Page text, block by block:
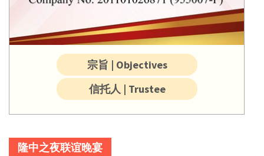
宗旨 | Objectives
信托人 | Trustee
隆中之夜联谊晚宴